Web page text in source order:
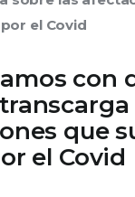
el Covid
con
que
el Covid